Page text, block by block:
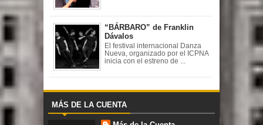
“BÁRBARO” de Franklin
Dávalos
El festival internacional Danza
Nueva, organizado por el ICPNA
inicia con el estreno de ...
MÁS DE LA CUENTA